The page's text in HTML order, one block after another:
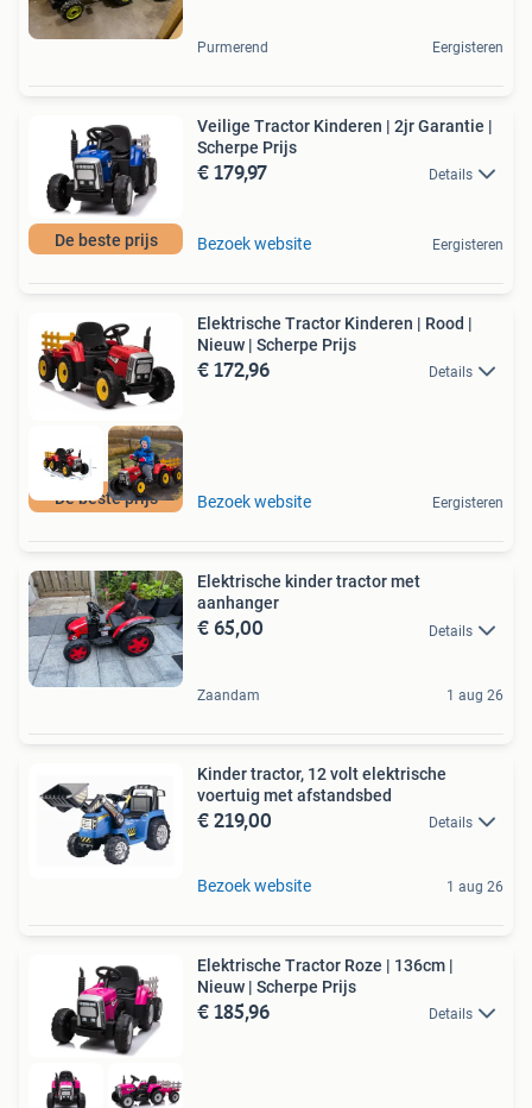
Purmerend Eergisteren
De beste prijs
Veilige Tractor Kinderen | 2jr Garantie |
Scherpe Prijs
€ 179,97 Details
Bezoek website Eergisteren
De beste prijs
Elektrische Tractor Kinderen | Rood |
Nieuw | Scherpe Prijs
€ 172,96 Details
Bezoek website Eergisteren
Elektrische kinder tractor met
aanhanger
€ 65,00 Details
Zaandam 1 aug 26
Kinder tractor, 12 volt elektrische
voertuig met afstandsbed
€ 219,00 Details
Bezoek website 1 aug 26
Elektrische Tractor Roze | 136cm |
Nieuw | Scherpe Prijs
€ 185,96 Details